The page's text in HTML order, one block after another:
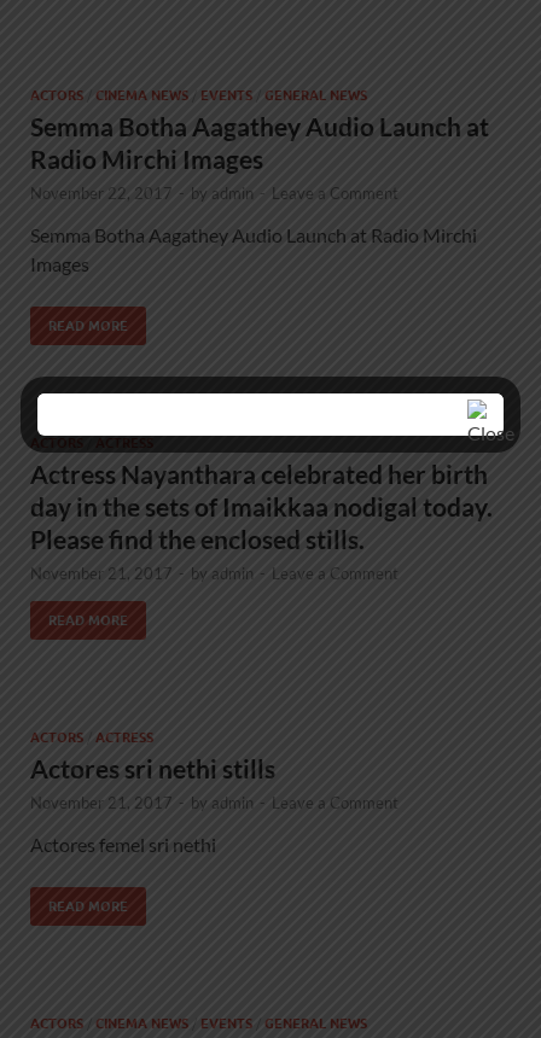
ACTORS / CINEMA NEWS / EVENTS / GENERAL NEWS
Semma Botha Aagathey Audio Launch at
Radio Mirchi Images
November 22, 2017 - by admin - Leave a Comment
Semma Botha Aagathey Audio Launch at Radio Mirchi
Images
READ MORE
Actress Nayanthara celebrated her birth
day in the sets of Imaikkaa nodigal today.
Please find the enclosed stills.
November 21, 2017 - by admin - Leave a Comment
READ MORE
ACTORS / ACTRESS
Actores sri nethi stills
November 21, 2017 - by admin - Leave a Comment
Actores femel sri nethi
READ MORE
ACTORS / CINEMA NEWS / EVENTS / GENERAL NEWS